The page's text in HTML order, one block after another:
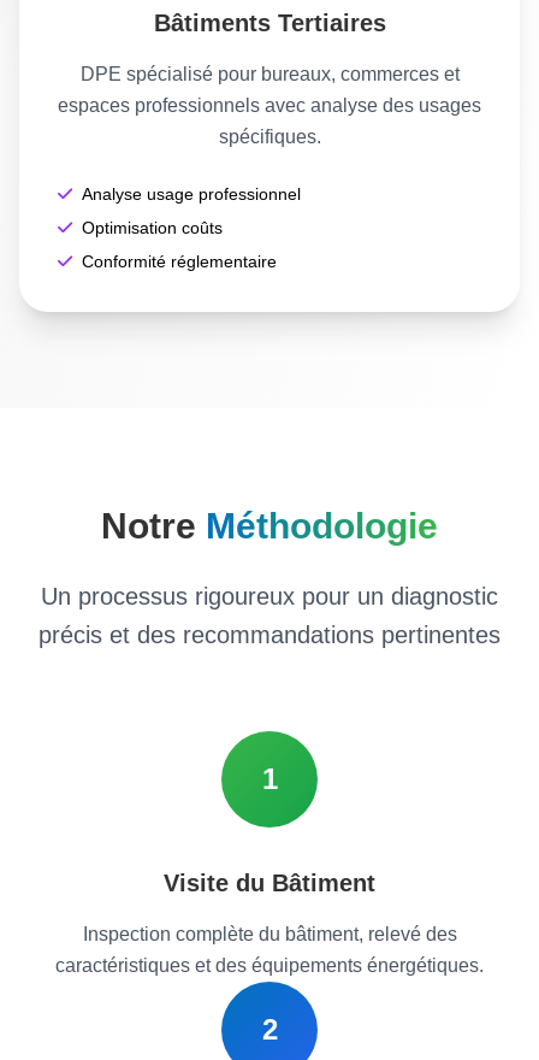
Bâtiments Tertiaires
DPE spécialisé pour bureaux, commerces et
espaces professionnels avec analyse des usages
spécifiques.
Analyse usage professionnel
Optimisation coûts
Conformité réglementaire
Notre Méthodologie
Un processus rigoureux pour un diagnostic
précis et des recommandations pertinentes
1
Visite du Bâtiment
Inspection complète du bâtiment, relevé des
caractéristiques et des équipements énergétiques.
2